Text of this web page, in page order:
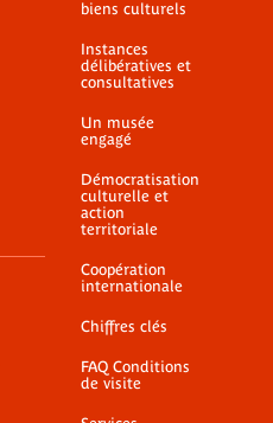
biens culturels
Instances
délibératives et
consultatives
Un musée
engagé
Démocratisation
culturelle et
action
territoriale
Coopération
internationale
Chiffres clés
FAQ Conditions
de visite